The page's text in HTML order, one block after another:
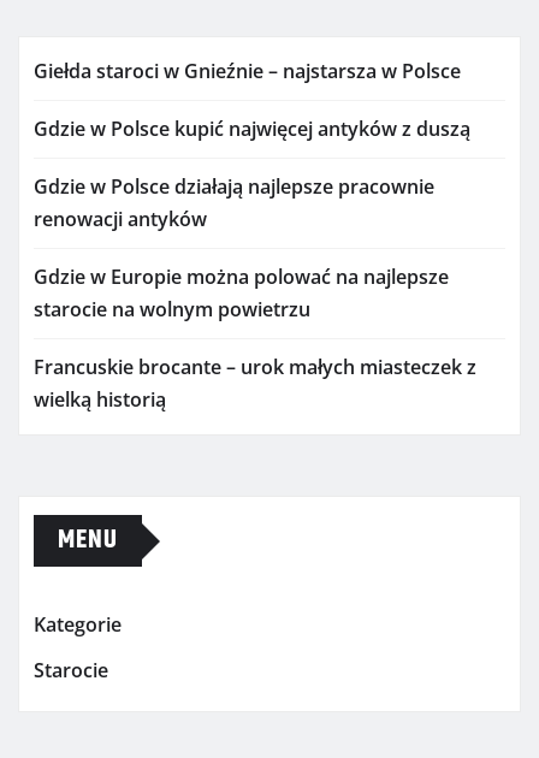
Giełda staroci w Gnieźnie – najstarsza w Polsce
Gdzie w Polsce kupić najwięcej antyków z duszą
Gdzie w Polsce działają najlepsze pracownie
renowacji antyków
Gdzie w Europie można polować na najlepsze
starocie na wolnym powietrzu
Francuskie brocante – urok małych miasteczek z
wielką historią
MENU
Kategorie
Starocie